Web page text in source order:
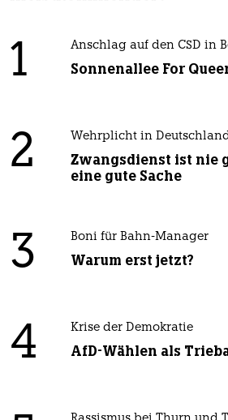
1 Anschlag auf den CSD in
Sonnenallee For
2 Wehrplicht in
Zwangsdienst ist nie
eine gute Sache
3 Boni für Bahn-Manager
Warum erst jetzt?
4 Krise der Demokratie
AfD-Wählen als